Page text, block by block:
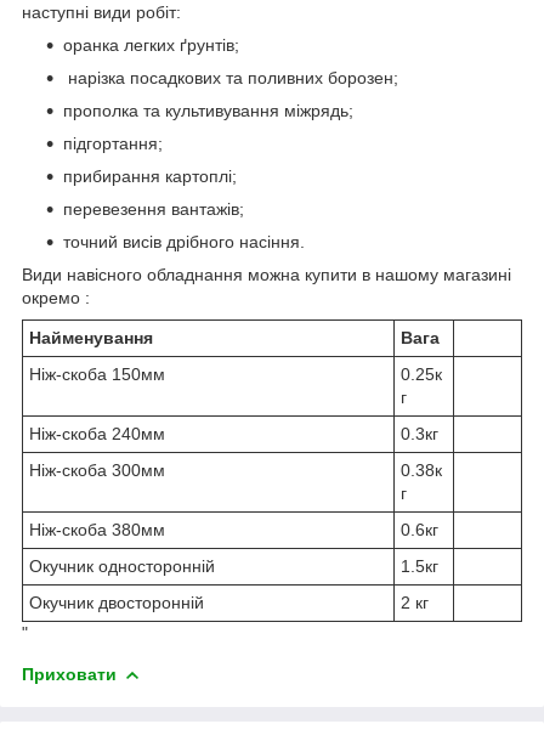
наступні види робіт:
оранка легких ґрунтів;
нарізка посадкових та поливних борозен;
прополка та культивування міжрядь;
підгортання;
прибирання картоплі;
перевезення вантажів;
точний висів дрібного насіння.
Види навісного обладнання можна купити в нашому магазині
окремо :
Найменування
Вага
Ніж-скоба 150мм
0.25к
г
Ніж-скоба 240мм
0.3кг
Ніж-скоба 300мм
0.38к
г
Ніж-скоба 380мм
0.6кг
Окучник односторонній
1.5кг
Окучник двосторонній
2 кг
"
Приховати